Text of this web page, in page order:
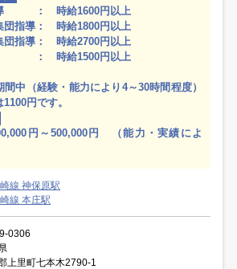
： 時給1600円以上
団指導： 時給1800円以上
団指導： 時給2700円以上
時給1500円以上
中（経験・能力により4～30時間程度）
円です。
円～500,000円 （能力・実績によ
線 神保原駅
線 本庄駅
0306
上里町七本木2790-1